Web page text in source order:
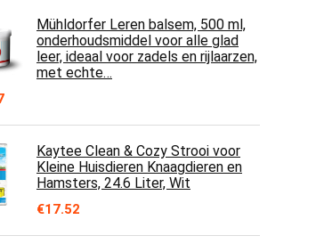
Mühldorfer Leren balsem, 500 ml,
onderhoudsmiddel voor alle glad
leer, ideaal voor zadels en rijlaarzen,
met echte…
Kaytee Clean & Cozy Strooi voor
Kleine Huisdieren Knaagdieren en
Hamsters, 24.6 Liter, Wit
€17.52